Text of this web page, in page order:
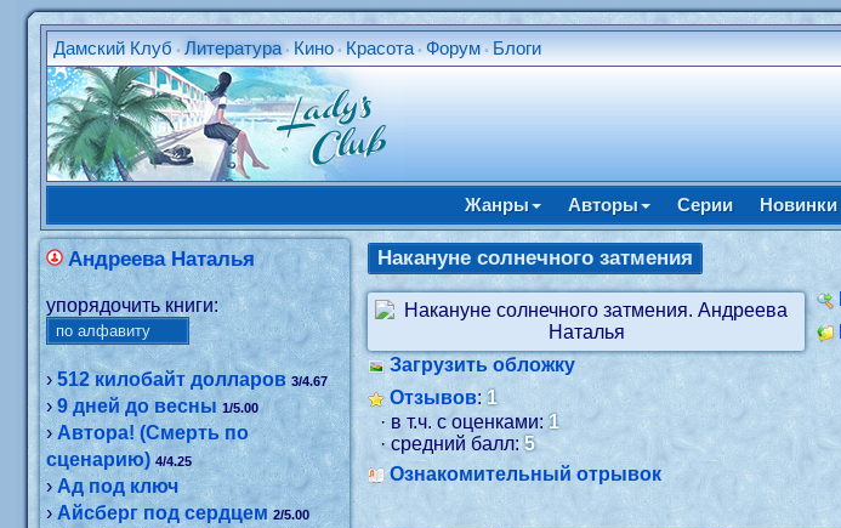
Дамский Клуб •Литература • Кино • Красота •Форум • Блоги
Жанры Авторы Серии Новинки
Андреева Наталья
упорядочить книги:
›512 килобайт долларов 3/4.67
›9 дней до весны 1/5.00
›Автора! (Смерть по
сценарию) 4/4.25
›Ад под ключ
›Айсберг под сердцем 2/5.00
Накануне солнечного затмения
Загрузить обложку
Отзывов:1
· в т.ч. с оценками:1
· средний балл:5
Ознакомительный отрывок